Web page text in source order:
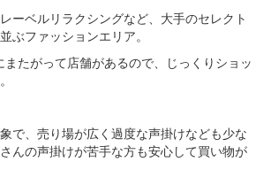
ーベルリラクシングなど、大手のセレクト
ぶファッションエリア。
たがって店舗があるので、じっくりショッ
で、売り場が広く過度な声掛けなども少な
んの声掛けが苦手な方も安心して買い物が